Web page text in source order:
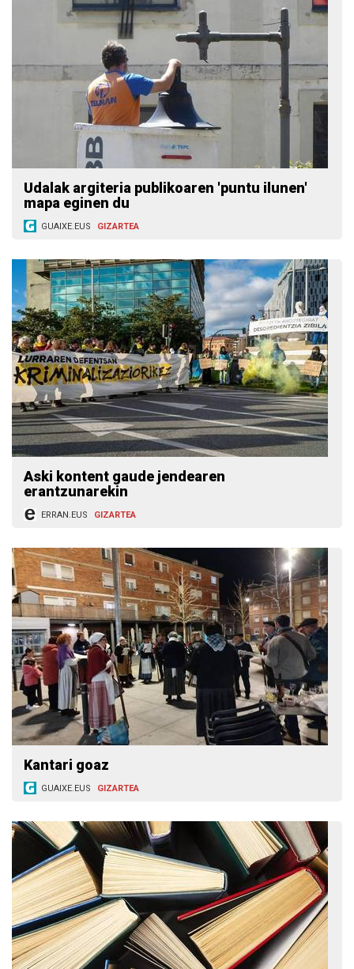
Udalak argiteria publikoaren 'puntu ilunen'
mapa eginen du
GUAIXE.EUS GIZARTEA
Aski kontent gaude jendearen
erantzunarekin
ERRAN.EUS GIZARTEA
Kantari goaz
GUAIXE.EUS GIZARTEA